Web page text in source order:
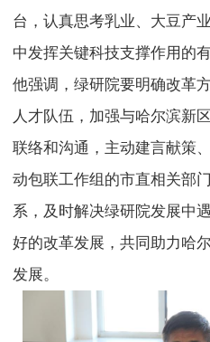
台，认真思考乳业、大豆产
中发挥关键科技支撑作用的
他强调，绿研院要明确改革
人才队伍，加强与哈尔滨新
联络和沟通，主动建言献策
动包联工作组的市直相关部
系，及时解决绿研院发展中
好的改革发展，共同助力哈
发展。